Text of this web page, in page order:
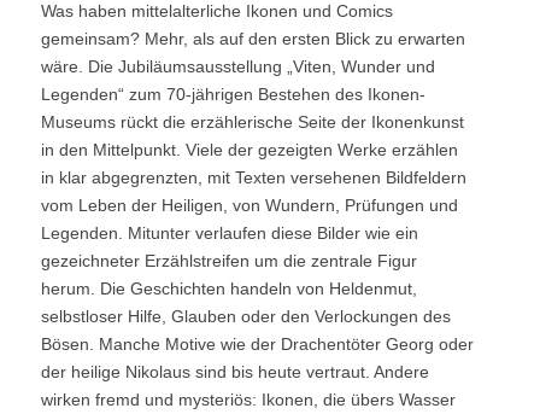
Was haben mittelalterliche Ikonen und Comics
gemeinsam? Mehr, als auf den ersten Blick zu erwarten
wäre. Die Jubiläumsausstellung „Viten, Wunder und
Legenden“ zum 70-jährigen Bestehen des Ikonen-
Museums rückt die erzählerische Seite der Ikonenkunst
in den Mittelpunkt. Viele der gezeigten Werke erzählen
in klar abgegrenzten, mit Texten versehenen Bildfeldern
vom Leben der Heiligen, von Wundern, Prüfungen und
Legenden. Mitunter verlaufen diese Bilder wie ein
gezeichneter Erzählstreifen um die zentrale Figur
herum. Die Geschichten handeln von Heldenmut,
selbstloser Hilfe, Glauben oder den Verlockungen des
Bösen. Manche Motive wie der Drachentöter Georg oder
der heilige Nikolaus sind bis heute vertraut. Andere
wirken fremd und mysteriös: Ikonen, die übers Wasser